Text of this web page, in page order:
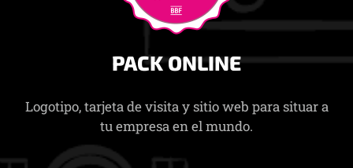
PACK ONLINE
Logotipo, tarjeta de visita y sitio web para situar a
tu empresa en el mundo.